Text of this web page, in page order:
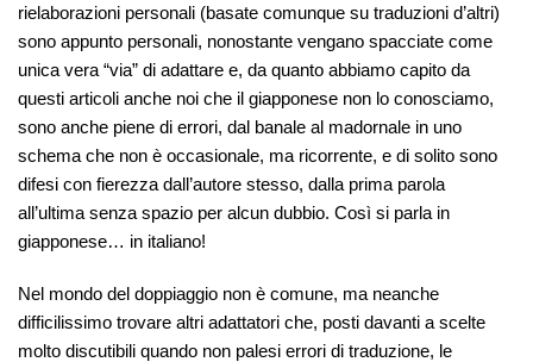
rielaborazioni personali (basate comunque su traduzioni d’altri)
sono appunto personali, nonostante vengano spacciate come
unica vera “via” di adattare e, da quanto abbiamo capito da
questi articoli anche noi che il giapponese non lo conosciamo,
sono anche piene di errori, dal banale al madornale in uno
schema che non è occasionale, ma ricorrente, e di solito sono
difesi con fierezza dall’autore stesso, dalla prima parola
all’ultima senza spazio per alcun dubbio. Così si parla in
giapponese… in italiano!
Nel mondo del doppiaggio non è comune, ma neanche
difficilissimo trovare altri adattatori che, posti davanti a scelte
molto discutibili quando non palesi errori di traduzione, le